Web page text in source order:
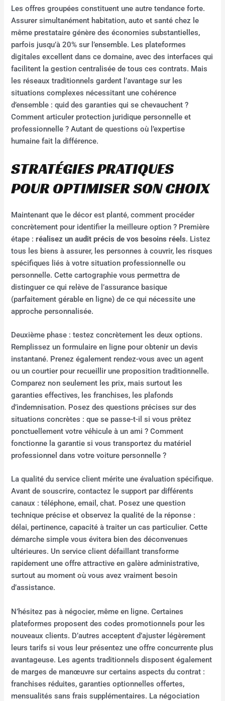
Les offres groupées constituent une autre tendance forte.
Assurer simultanément habitation, auto et santé chez le
même prestataire génère des économies substantielles,
parfois jusqu’à 20% sur l’ensemble. Les plateformes
digitales excellent dans ce domaine, avec des interfaces qui
facilitent la gestion centralisée de tous ces contrats. Mais
les réseaux traditionnels gardent l’avantage sur les
situations complexes nécessitant une cohérence
d’ensemble : quid des garanties qui se chevauchent ?
Comment articuler protection juridique personnelle et
professionnelle ? Autant de questions où l’expertise
humaine fait la différence.
STRATÉGIES PRATIQUES
POUR OPTIMISER SON CHOIX
Maintenant que le décor est planté, comment procéder
concrètement pour identifier la meilleure option ? Première
étape :réalisez un audit précis de vos besoins réels. Listez
tous les biens à assurer, les personnes à couvrir, les risques
spécifiques liés à votre situation professionnelle ou
personnelle. Cette cartographie vous permettra de
distinguer ce qui relève de l’assurance basique
(parfaitement gérable en ligne) de ce qui nécessite une
approche personnalisée.
Deuxième phase : testez concrètement les deux options.
Remplissez un formulaire en ligne pour obtenir un devis
instantané. Prenez également rendez-vous avec un agent
ou un courtier pour recueillir une proposition traditionnelle.
Comparez non seulement les prix, mais surtout les
garanties effectives, les franchises, les plafonds
d’indemnisation. Posez des questions précises sur des
situations concrètes : que se passe-t-il si vous prêtez
ponctuellement votre véhicule à un ami ? Comment
fonctionne la garantie si vous transportez du matériel
professionnel dans votre voiture personnelle ?
La qualité du service client mérite une évaluation spécifique.
Avant de souscrire, contactez le support par différents
canaux : téléphone, email, chat. Posez une question
technique précise et observez la qualité de la réponse :
délai, pertinence, capacité à traiter un cas particulier. Cette
démarche simple vous évitera bien des déconvenues
ultérieures. Un service client défaillant transforme
rapidement une offre attractive en galère administrative,
surtout au moment où vous avez vraiment besoin
d’assistance.
N’hésitez pas à négocier, même en ligne. Certaines
plateformes proposent des codes promotionnels pour les
nouveaux clients. D’autres acceptent d’ajuster légèrement
leurs tarifs si vous leur présentez une offre concurrente plus
avantageuse. Les agents traditionnels disposent également
de marges de manœuvre sur certains aspects du contrat :
franchises réduites, garanties optionnelles offertes,
mensualités sans frais supplémentaires. La négociation